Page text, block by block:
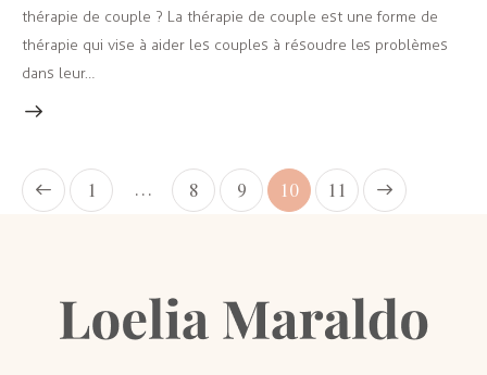
thérapie de couple ? La thérapie de couple est une forme de
thérapie qui vise à aider les couples à résoudre les problèmes
dans leur…
1 … 8 9 10 11